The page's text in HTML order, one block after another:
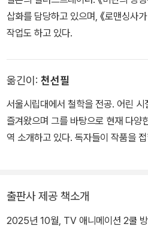
삽화를 담당하고 있으며, 《로맨싱사
작업도 하고 있다.
옮긴이: 천선필
서울시립대에서 철학을 전공. 어린
즐겨왔으며 그를 바탕으로 현재 다양
역 소개하고 있다. 독자들이 작품을
출판사 제공 책소개
2025년 10월, TV 애니메이션 2쿨 방